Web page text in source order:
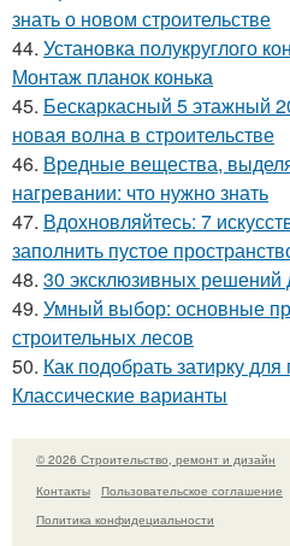
знать о новом строительстве
44. Установка полукруглого
Монтаж планок конька
45. Бескаркасный 5 этажный
новая волна в строительстве
46. Вредные вещества,
нагревании: что нужно знать
47. Вдохновляйтесь: 7
заполнить пустое
48. 30 эксклюзивных решений
49. Умный выбор: основные
строительных лесов
50. Как подобрать затирку для
Классические варианты
© 2026 Строительство, ремонт и дизайн
Контакты
Пользовательское соглашение
Политика конфидециальности